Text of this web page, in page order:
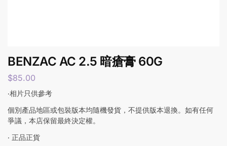
BENZAC AC 2.5 暗瘡膏 60G
$85.00
‧相片只供參考
個別產品地區或包裝版本均隨機發貨，不提供版本退換。如有任何
爭議，本店保留最終決定權。
‧ 正品正貨